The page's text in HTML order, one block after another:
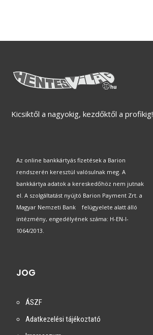
Kicsiktől a nagyokig, kezdőktől a profikig!
Az online bankkártyás fizetések a Barion
rendszerén keresztül valósulnak meg. A
bankkártya adatok a kereskedőhöz nem jutnak
el. A szolgáltatást nyújtó Barion Payment Zrt. a
Magyar Nemzeti Bank felügyelete alatt álló
intézmény, engedélyének száma: H-EN-I-
1064/2013.
JOG
ÁSZF
Adatkezelési tájékoztató